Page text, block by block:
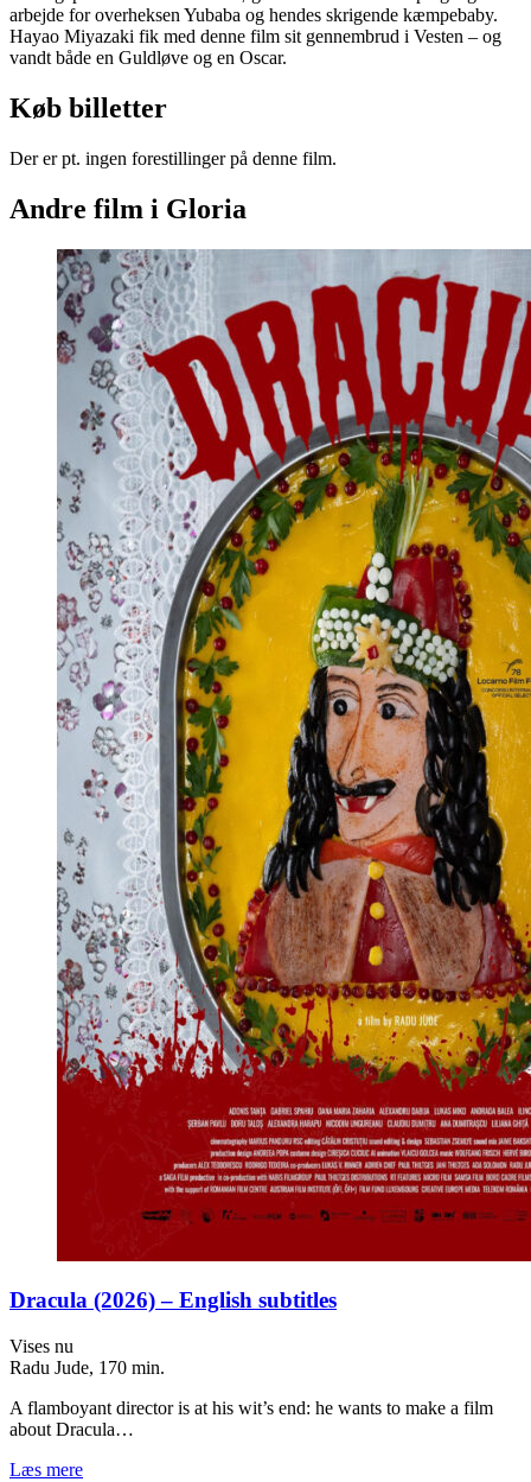
arbejde for overheksen Yubaba og hendes skrigende kæmpebaby.
Hayao Miyazaki fik med denne film sit gennembrud i Vesten – og
vandt både en Guldløve og en Oscar.
Køb billetter
Der er pt. ingen forestillinger på denne film.
Andre film i Gloria
Dracula (2026) – English subtitles
Vises nu
Radu Jude, 170 min.
A flamboyant director is at his wit’s end: he wants to make a film
about Dracula…
Læs mere